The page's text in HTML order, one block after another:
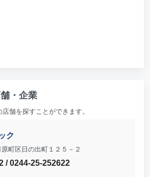
・企業
舗を探すことができます。
ク
町区日の出町１２５－２
/ 0244-25-252622